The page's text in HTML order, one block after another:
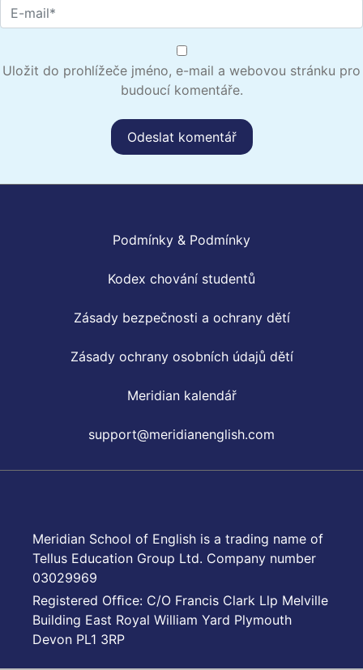
Uložit do prohlížeče jméno, e-mail a webovou stránku pro
budoucí komentáře.
Podmínky & Podmínky
Kodex chování studentů
Zásady bezpečnosti a ochrany dětí
Zásady ochrany osobních údajů dětí
Meridian kalendář
support@meridianenglish.com
Meridian School of English is a trading name of
Tellus Education Group Ltd. Company number
03029969
Registered Ofﬁce: C/O Francis Clark Llp Melville
Building East Royal William Yard Plymouth
Devon PL1 3RP